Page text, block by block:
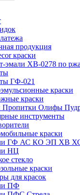
продукция
краски
эмали ХВ-0278 по
ГФ-021
краски
краски
Пропитки Олифы
инструменты
краски
ГФ АС КО ЭП ХВ
НЦ
стекло
краски
для красок
ПФ